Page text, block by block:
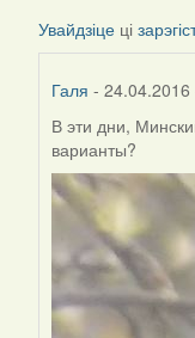
Увайдзіце ці
Галя - 24.04.2016
В эти дни,
варианты?